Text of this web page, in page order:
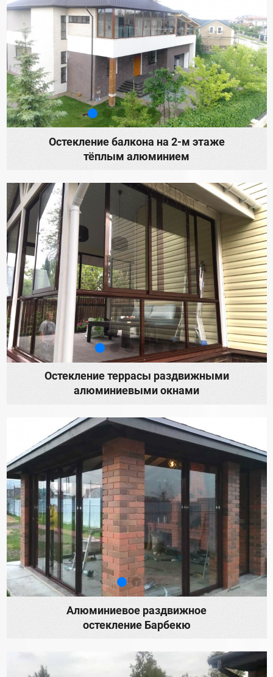
Остекление балкона на 2-м этаже
тёплым алюминием
Остекление террасы раздвижными
алюминиевыми окнами
Алюминиевое раздвижное
остекление Барбекю